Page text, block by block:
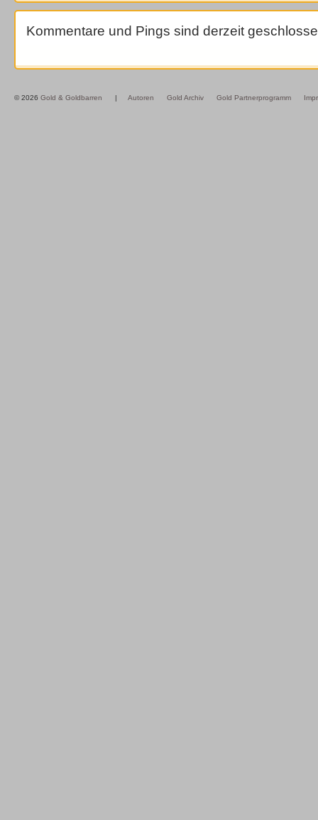
Kommentare und Pings sind derzeit
© 2026 Gold & Goldbarren | Autoren Gold Archiv Gold Partnerprogramm